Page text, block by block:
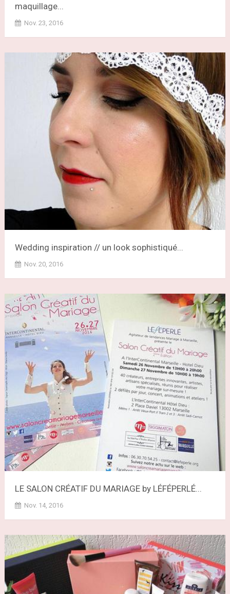
maquillage...
Nov. 23, 2016
Wedding inspiration // un look sophistiqué...
Nov. 20, 2016
LE SALON CRÉATIF DU MARIAGE by LÉFÉPERLÉ...
Nov. 14, 2016